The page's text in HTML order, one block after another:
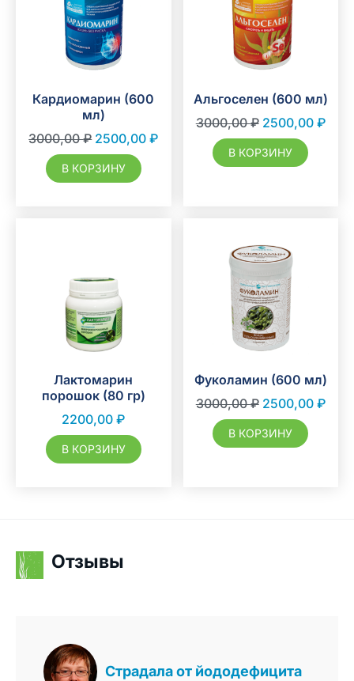
Кардиомарин (600
мл)
3000,00₽ 2500,00₽
В КОРЗИНУ
Альгоселен (600 мл)
3000,00₽ 2500,00 ₽
В КОРЗИНУ
Лактомарин
порошок (80 гр)
2200,00₽
В КОРЗИНУ
Фуколамин (600 мл)
3000,00₽ 2500,00 ₽
В КОРЗИНУ
Отзывы
Cтрадала от йододефицита